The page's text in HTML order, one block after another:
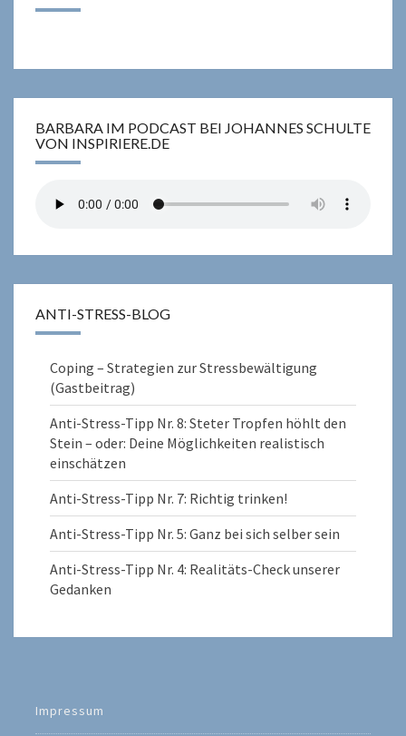
BARBARA IM PODCAST BEI JOHANNES SCHULTE
VON INSPIRIERE.DE
ANTI-STRESS-BLOG
Coping – Strategien zur Stressbewältigung
(Gastbeitrag)
Anti-Stress-Tipp Nr. 8: Steter Tropfen höhlt den
Stein – oder: Deine Möglichkeiten realistisch
einschätzen
Anti-Stress-Tipp Nr. 7: Richtig trinken!
Anti-Stress-Tipp Nr. 5: Ganz bei sich selber sein
Anti-Stress-Tipp Nr. 4: Realitäts-Check unserer
Gedanken
Impressum